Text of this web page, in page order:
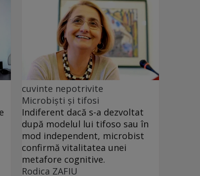
cuvinte nepotrivite
Microbiști și tifosi
Indiferent dacă s-a dezvoltat
după modelul lui tifoso sau în
mod independent, microbist
confirmă vitalitatea unei
metafore cognitive.
Rodica ZAFIU